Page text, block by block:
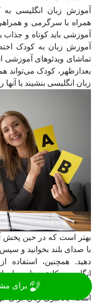
آموزش زبان انگلیسی به
همراه با سرگرمی و
آموزشی باید کوتاه و
آموزش زبان به کودک
بعدازظهر، کودک می‌تواند
زبان انگلیسی بنشیند یا آنها
بهتر است که در حین پخش
با صدای بلند بخوانید و
دهید. همچنین، استفاده
انگلیسی، کارتون‌های
کودکان از جمله
است. یادگیری زبان برای
برای